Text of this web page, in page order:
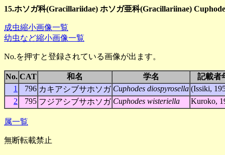
15.ホソガ科(Gracillariidae) ホソガ亜科(Gracillariinae)
成虫縮小画像一覧
幼虫など縮小画像一覧
No.を押すと登録されている画像が出ます。
No. CAT 和名 学名
記載者
1
796 カキアシブサホソガ Cuphodes diospyrosella (Issiki,
2
795 フジアシブサホソガ Cuphodes wisteriella Kuroko,
属一覧
無断転載禁止